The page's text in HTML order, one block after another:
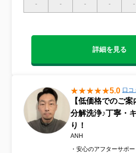
-
-
-
-
-
詳細を見る
5.0 口コ
【低価格でのご案
分解洗浄♪丁寧・
り！
ANH
・安心のアフターサポ